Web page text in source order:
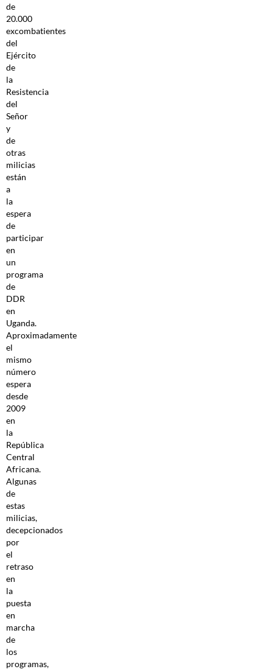
de
20.000
excombatientes
del
Ejército
de
la
Resistencia
del
Señor
y
de
otras
milicias
están
a
la
espera
de
participar
en
un
programa
de
DDR
en
Uganda.
Aproximadamente
el
mismo
número
espera
desde
2009
en
la
República
Central
Africana.
Algunas
de
estas
milicias,
decepcionados
por
el
retraso
en
la
puesta
en
marcha
de
los
programas,